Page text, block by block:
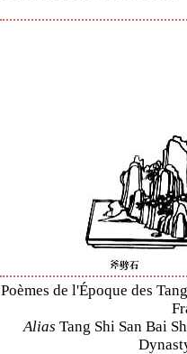
Poèmes de l'Époque des
Alias Tang Shi San Bai